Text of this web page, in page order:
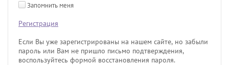
Запомнить меня
Регистрация
Если Вы уже зарегистрированы на нашем сайте, но забыли
пароль или Вам не пришло письмо подтверждения,
воспользуйтесь формой восстановления пароля.